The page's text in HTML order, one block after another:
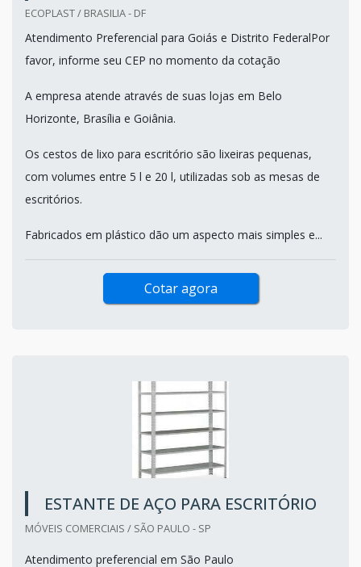
ECOPLAST / BRASILIA - DF
Atendimento Preferencial para Goiás e Distrito FederalPor
favor, informe seu CEP no momento da cotação
A empresa atende através de suas lojas em Belo
Horizonte, Brasília e Goiânia.
Os cestos de lixo para escritório são lixeiras pequenas,
com volumes entre 5 l e 20 l, utilizadas sob as mesas de
escritórios.
Fabricados em plástico dão um aspecto mais simples e...
Cotar agora
ESTANTE DE AÇO PARA ESCRITÓRIO
MÓVEIS COMERCIAIS / SÃO PAULO - SP
Atendimento preferencial em São Paulo